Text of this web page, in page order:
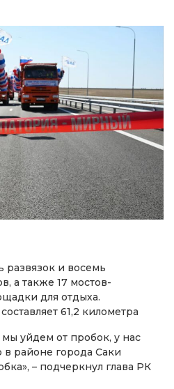
развязок и восемь
а также 17 мостов-
для отдыха.
61,2 километра
мы уйдем от пробок, у нас
в районе города Саки
– подчеркнул глава РК